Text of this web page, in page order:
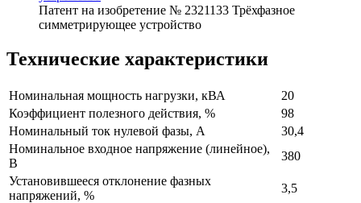
Патент на изобретение № 2321133 Трёхфазное
симметрирующее устройство
Технические характеристики
Номинальная мощность нагрузки, кВА
20
Коэффициент полезного действия, %
98
Номинальный ток нулевой фазы, А
30,4
Номинальное входное напряжение (линейное),
В
380
Установившееся отклонение фазных
напряжений, %
3,5